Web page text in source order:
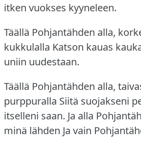
itken vuokses kyyneleen.
Täällä Pohjantähden alla,
kukkulalla Katson kauas
uniin uudestaan.
Täällä Pohjantähden alla,
purppuralla Siitä suojakseni
itselleni saan. Ja alla
minä lähden Ja vain